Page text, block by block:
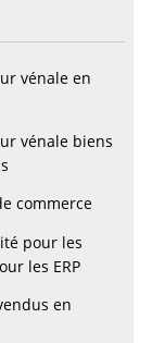
vénale en
vénale biens
commerce
pour les
les ERP
en